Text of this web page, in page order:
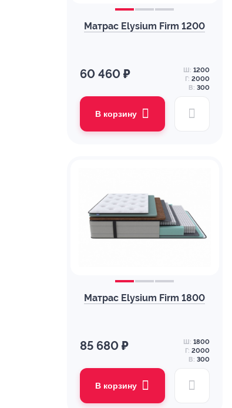
Матрас Elysium Firm 1200
60 460 ₽ Ш: 1200
Г: 2000
В: 300
В корзину
Матрас Elysium Firm 1800
85 680 ₽ Ш: 1800
Г: 2000
В: 300
В корзину